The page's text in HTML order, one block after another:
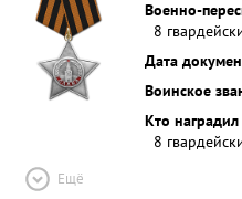
Военно-
8
Дата
Воинское
Кто наградил
8
Ещё